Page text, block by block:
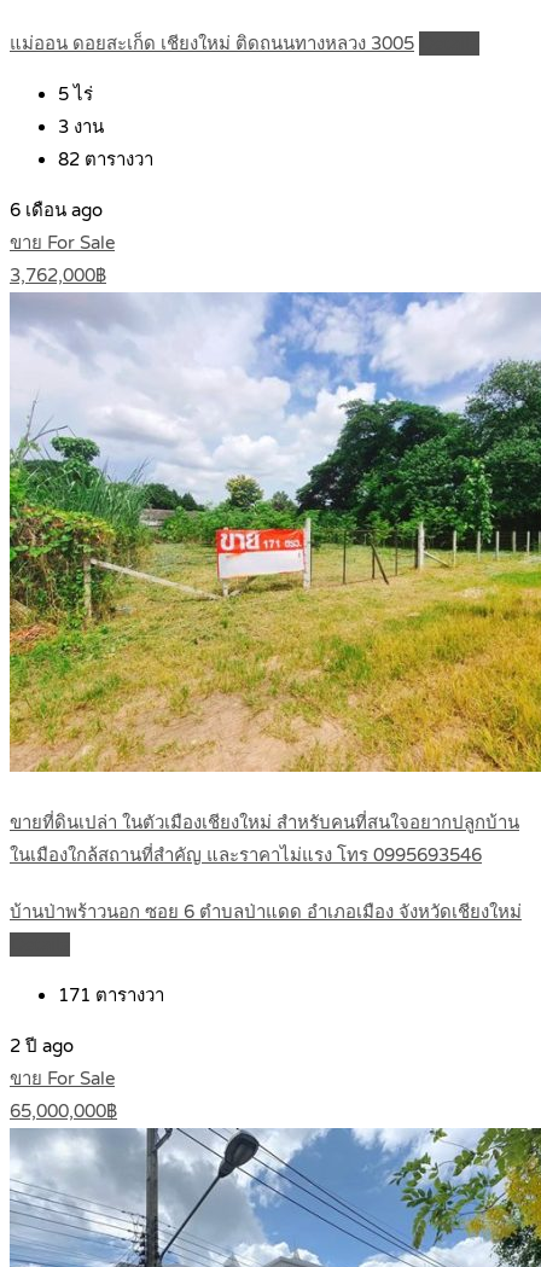
แม่ออน ดอยสะเก็ด เชียงใหม่ ติดถนนทางหลวง 3005
5 ไร่
3 งาน
82 ตารางวา
6 เดือน ago
ขาย For Sale
3,762,000฿
ขายที่ดินเปล่า ในตัวเมืองเชียงใหม่ สำหรับคนที่สนใจอยากปลูกบ้าน
ในเมืองใกล้สถานที่สำคัญ และราคาไม่แรง โทร 0995693546
บ้านป่าพร้าวนอก ซอย 6 ตำบลป่าแดด อำเภอเมือง จังหวัดเชียงใหม่
171 ตารางวา
2 ปี ago
ขาย For Sale
65,000,000฿